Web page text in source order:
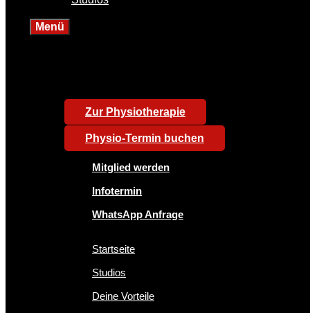
Menü
Zur Physiotherapie
Physio-Termin buchen
Mitglied werden
Infotermin
WhatsApp Anfrage
Startseite
Studios
Deine Vorteile